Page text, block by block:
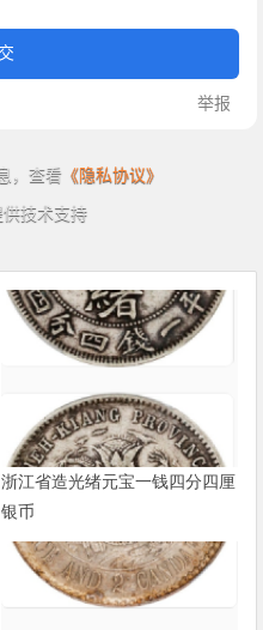
浙江省造光绪元宝一钱四分四厘
银币